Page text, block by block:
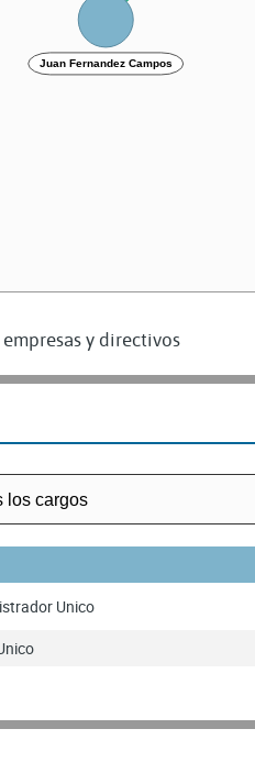
Juan Fernandez Campos
y directivos
Unico